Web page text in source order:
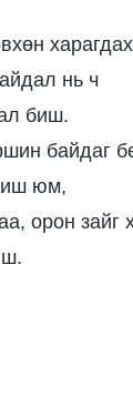
нь ч
биш.
байдаг
юм,
орон зайг